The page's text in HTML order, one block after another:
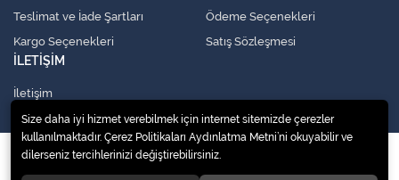
Teslimat ve İade Şartları
Kargo Seçenekleri
Ödeme Seçenekleri
Satış Sözleşmesi
İLETİŞİM
İletişim
© 2020Küresel Soğutma Sistemleri Yedek Parça San. Ve Tic. Ltd. Şti.
Size daha iyi hizmet verebilmek için internet sitemizde çerezler
kullanılmaktadır. Çerez Politikaları Aydınlatma Metni’ni okuyabilir ve
dilerseniz tercihlerinizi değiştirebilirsiniz.